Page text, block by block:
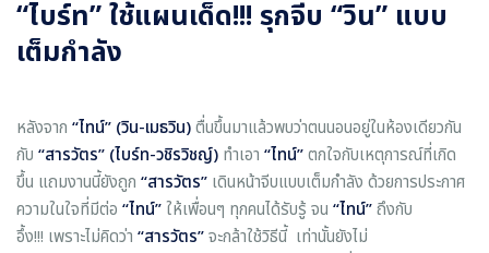
“ไบร์ท” ใช้แผนเด็ด!!! รุกจีบ “วิน” แบบ
เต็มกำลัง
หลังจาก “ไทน์” (วิน-เมธวิน)ตื่นขึ้นมาแล้วพบว่าตนนอนอยู่ในห้องเดียวกัน
กับ “สารวัตร” (ไบร์ท-วชิรวิชญ์) ทำเอา “ไทน์”ตกใจกับเหตุการณ์ที่เกิด
ขึ้น แถมงานนี้ยังถูก “สารวัตร” เดินหน้าจีบแบบเต็มกำลัง ด้วยการประกาศ
ความในใจที่มีต่อ “ไทน์”ให้เพื่อนๆ ทุกคนได้รับรู้ จน “ไทน์”ถึงกับ
อึ้ง!!! เพราะไม่คิดว่า “สารวัตร”จะกล้าใช้วิธีนี้ เท่านั้นยังไม่